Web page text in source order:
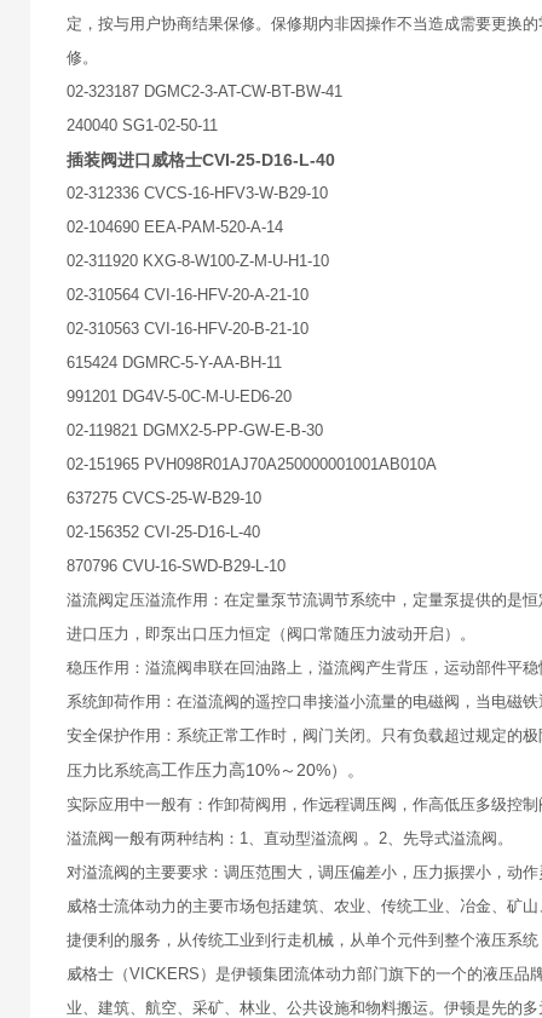
定，按与用户协商结果保修。保修期内非因操作不当造成需要更换
修。
02-323187 DGMC2-3-AT-CW-BT-BW-41
240040 SG1-02-50-11
插装阀进口威格士CVI-25-D16-L-40
02-312336 CVCS-16-HFV3-W-B29-10
02-104690 EEA-PAM-520-A-14
02-311920 KXG-8-W100-Z-M-U-H1-10
02-310564 CVI-16-HFV-20-A-21-10
02-310563 CVI-16-HFV-20-B-21-10
615424 DGMRC-5-Y-AA-BH-11
991201 DG4V-5-0C-M-U-ED6-20
02-119821 DGMX2-5-PP-GW-E-B-30
02-151965 PVH098R01AJ70A250000001001AB010A
637275 CVCS-25-W-B29-10
02-156352 CVI-25-D16-L-40
870796 CVU-16-SWD-B29-L-10
溢流阀定压溢流作用：在定量泵节流调节系统中，定量泵提供的是
进口压力，即泵出口压力恒定（阀口常随压力波动开启）。
稳压作用：溢流阀串联在回油路上，溢流阀产生背压，运动部件平
系统卸荷作用：在溢流阀的遥控口串接溢小流量的电磁阀，当电磁
安全保护作用：系统正常工作时，阀门关闭。只有负载超过规定的
压力比系统高工作压力高10%～20%）。
实际应用中一般有：作卸荷阀用，作远程调压阀，作高低压多级控
溢流阀一般有两种结构：1、直动型溢流阀 。2、先导式溢流阀。
对溢流阀的主要要求：调压范围大，调压偏差小，压力振摆小，动
威格士流体动力的主要市场包括建筑、农业、传统工业、冶金、矿
捷便利的服务，从传统工业到行走机械，从单个元件到整个液压系
威格士（VICKERS）是伊顿集团流体动力部门旗下的一个的液压
业、建筑、航空、采矿、林业、公共设施和物料搬运。伊顿是先的